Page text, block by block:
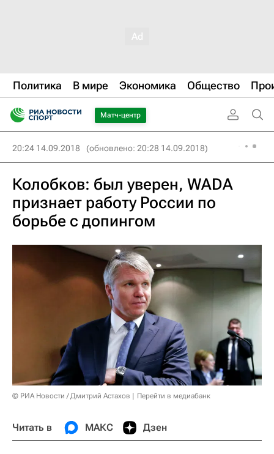
Политика В мире Экономика Общество
Матч-центр
20:24 14.09.2018 (обновлено: 20:28 14.09.2018)
Колобков: был уверен, WADA
признает работу России по
борьбе с допингом
© РИА Новости / Дмитрий Астахов Перейти в медиабанк
Читать в МАКС Дзен